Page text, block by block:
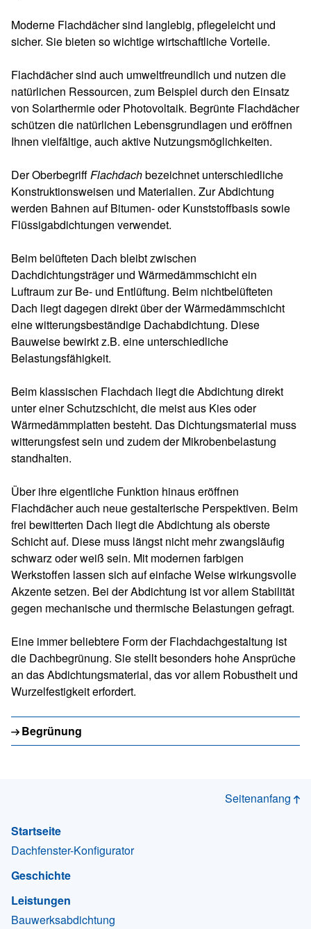
Moderne Flachdächer sind langlebig, pflegeleicht und
sicher. Sie bieten so wichtige wirtschaftliche Vorteile.
Flachdächer sind auch umweltfreundlich und nutzen die
natürlichen Ressourcen, zum Beispiel durch den Einsatz
von Solarthermie oder Photovoltaik. Begrünte Flachdächer
schützen die natürlichen Lebensgrundlagen und eröffnen
Ihnen vielfältige, auch aktive Nutzungsmöglichkeiten.
Der OberbegriffFlachdachbezeichnet unterschiedliche
Konstruktionsweisen und Materialien. Zur Abdichtung
werden Bahnen auf Bitumen- oder Kunststoffbasis sowie
Flüssigabdichtungen verwendet.
Beim belüfteten Dach bleibt zwischen
Dachdichtungsträger und Wärmedämmschicht ein
Luftraum zur Be- und Entlüftung. Beim nichtbelüfteten
Dach liegt dagegen direkt über der Wärmedämmschicht
eine witterungsbeständige Dachabdichtung. Diese
Bauweise bewirkt z.B. eine unterschiedliche
Belastungsfähigkeit.
Beim klassischen Flachdach liegt die Abdichtung direkt
unter einer Schutzschicht, die meist aus Kies oder
Wärmedämmplatten besteht. Das Dichtungsmaterial muss
witterungsfest sein und zudem der Mikrobenbelastung
standhalten.
Über ihre eigentliche Funktion hinaus eröffnen
Flachdächer auch neue gestalterische Perspektiven. Beim
frei bewitterten Dach liegt die Abdichtung als oberste
Schicht auf. Diese muss längst nicht mehr zwangsläufig
schwarz oder weiß sein. Mit modernen farbigen
Werkstoffen lassen sich auf einfache Weise wirkungsvolle
Akzente setzen. Bei der Abdichtung ist vor allem Stabilität
gegen mechanische und thermische Belastungen gefragt.
Eine immer beliebtere Form der Flachdachgestaltung ist
die Dachbegrünung. Sie stellt besonders hohe Ansprüche
an das Abdichtungsmaterial, das vor allem Robustheit und
Wurzelfestigkeit erfordert.
Begrünung
Seitenanfang
Startseite
Dachfenster-Konfigurator
Geschichte
Leistungen
Bauwerksabdichtung